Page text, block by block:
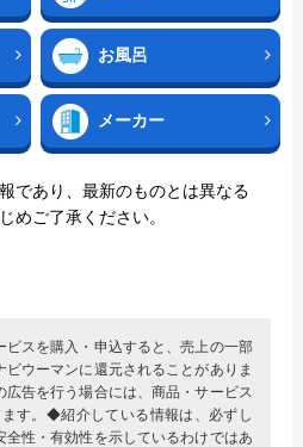
お風呂
メーカー
であり、最新のものとは異なる
めご了承ください。
スを購入・申込すると、売上の一部
ウーマンに還元されることがありま
告を行う場合には、商品・サービス
す。◆紹介している情報は、必ずし
全性・有効性を示しているわけではあ